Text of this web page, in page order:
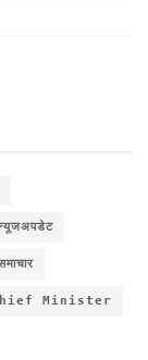
Minister